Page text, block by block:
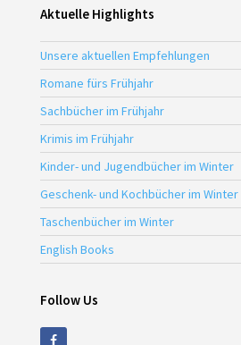
Aktuelle Highlights
Unsere aktuellen Empfehlungen
Romane fürs Frühjahr
Sachbücher im Frühjahr
Krimis im Frühjahr
Kinder- und Jugendbücher im Winter
Geschenk- und Kochbücher im Winter
Taschenbücher im Winter
English Books
Follow Us